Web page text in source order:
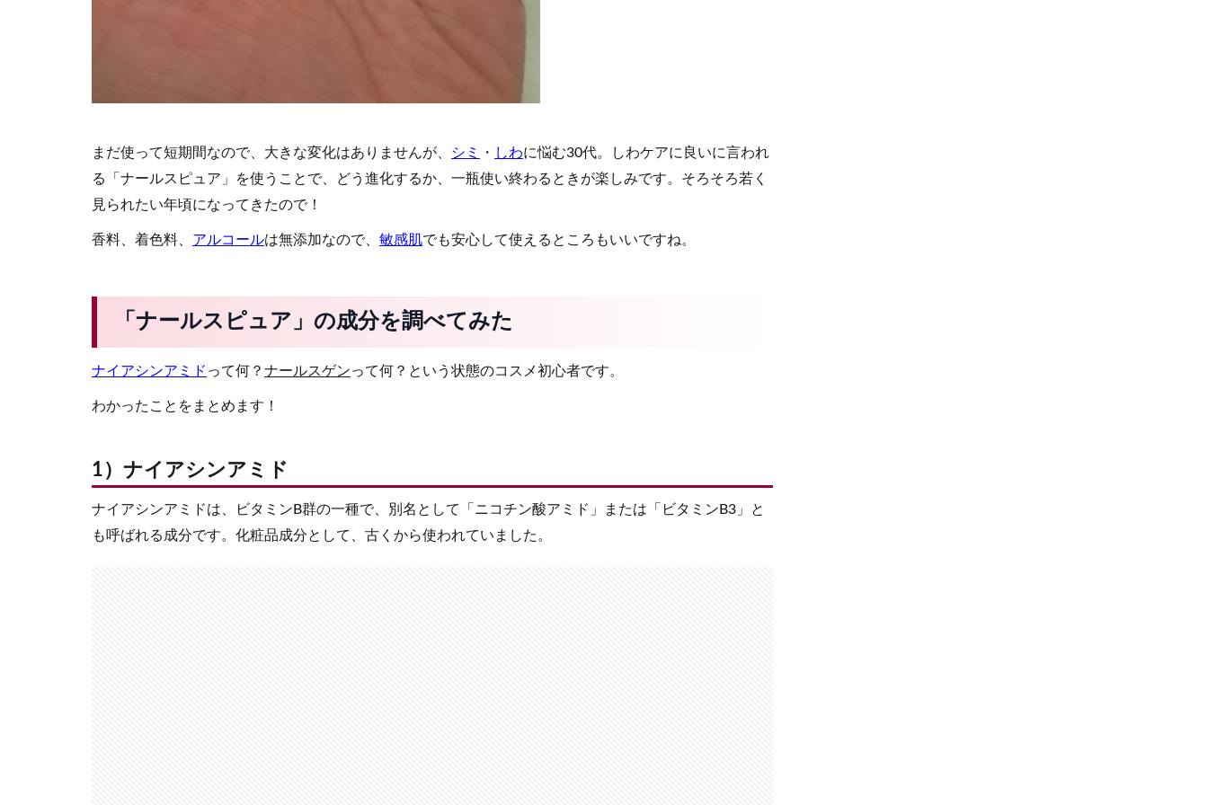
まだ使って短期間なので、大きな変化はありませんが、 シミ ・ しわに悩む30代。しわケアに良いに言われ
る「ナールスピュア」を使うことで、どう進化するか、一瓶使い終わるときが楽しみです。そろそろ若く
見られたい年頃になってきたので！
香料、着色料、 アルコールは無添加なので、 敏感肌でも安心して使えるところもいいですね。
「ナールスピュア」の成分を調べてみた
ナイアシンアミド って何？ ナールスゲンって何？という状態のコスメ初心者です。
わかったことをまとめます！
1）ナイアシンアミド
ナイアシンアミドは、ビタミンB群の一種で、別名として「ニコチン酸アミド」または「ビタミンB3」と
も呼ばれる成分です。化粧品成分として、古くから使われていました。